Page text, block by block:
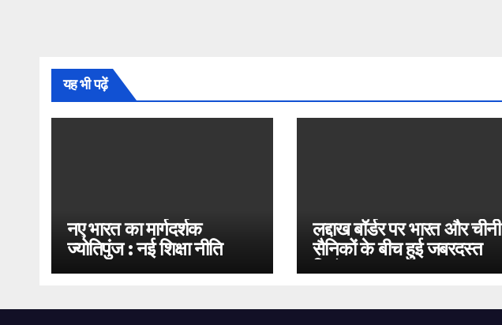
यह भी पढ़ें
नए भारत का मार्गदर्शक
ज्योतिपुंज : नई शिक्षा नीति
2020
लद्दाख बॉर्डर पर भारत और चीनी
सैनिकों के बीच हुई जबरदस्त
भिड़ंत